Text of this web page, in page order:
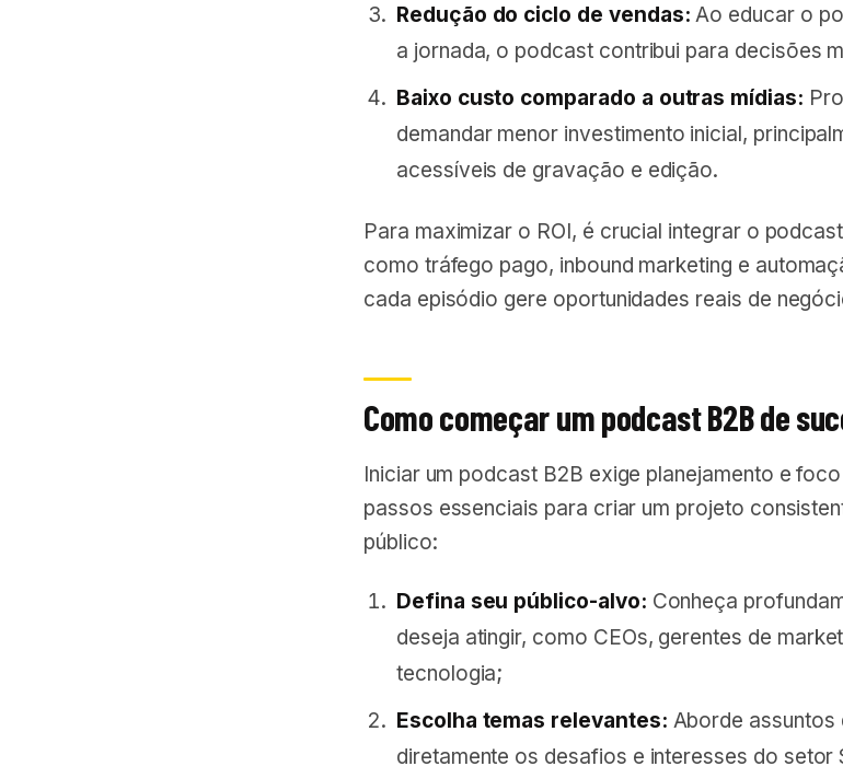
Redução do ciclo de vendas: Ao educar o
a jornada, o podcast contribui para decisões
Baixo custo comparado a outras mídias:
demandar menor investimento inicial,
acessíveis de gravação e edição.
Para maximizar o ROI, é crucial integrar o
como tráfego pago, inbound marketing e
cada episódio gere oportunidades reais de
Como começar um podcast B2B de
Iniciar um podcast B2B exige planejamento e
passos essenciais para criar um projeto
público:
Defina seu público-alvo: Conheça
deseja atingir, como CEOs, gerentes de
tecnologia;
Escolha temas relevantes: Aborde assuntos
diretamente os desafios e interesses do setor